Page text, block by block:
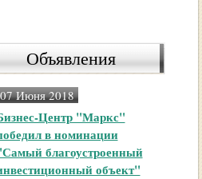
Объявления
07 Июня 2018
Центр "Маркс"
в номинации
благоустроенный
объект"